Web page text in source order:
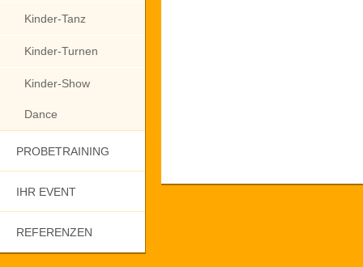
Kinder-Tanz
Kinder-Turnen
Kinder-Show
Dance
PROBETRAINING
IHR EVENT
REFERENZEN